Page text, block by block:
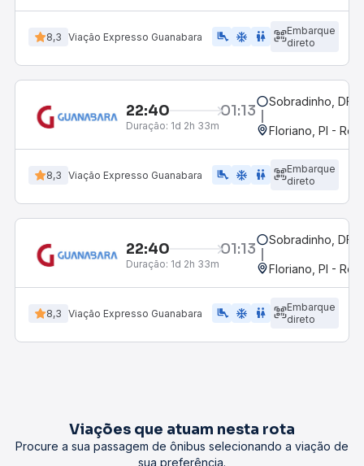
8,3 Viação Expresso Guanabara airline_seat_legroom_extra ac_unit WC
Embarque
direto
22:40 01:13
Duração: 1d 2h 33m
Sobradinho, DF
Floriano, PI -
8,3 Viação Expresso Guanabara airline_seat_legroom_extra ac_unit WC
Embarque
direto
22:40 01:13
Duração: 1d 2h 33m
Sobradinho, DF
Floriano, PI -
8,3 Viação Expresso Guanabara airline_seat_legroom_extra ac_unit WC
Embarque
direto
Viações que atuam nesta rota
Procure a sua passagem de ônibus selecionando a viação de
sua preferência.